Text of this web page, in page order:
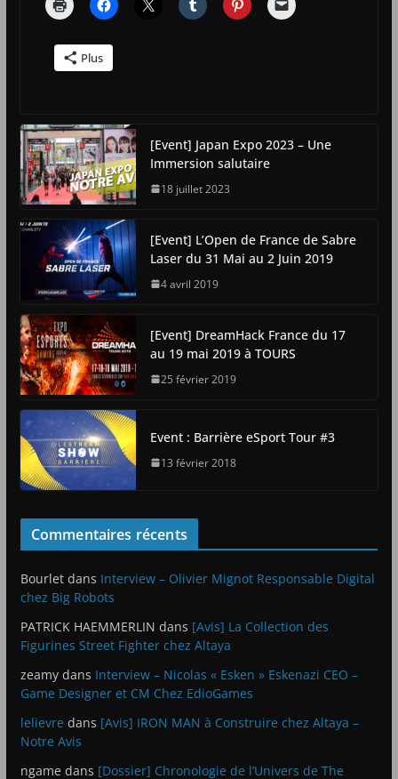
Plus
[Event] Japan Expo 2023 – Une
Immersion salutaire
18 juillet 2023
[Event] L’Open de France de Sabre
Laser du 31 Mai au 2 Juin 2019
4 avril 2019
[Event] DreamHack France du 17
au 19 mai 2019 à TOURS
25 février 2019
Event : Barrière eSport Tour #3
13 février 2018
Commentaires récents
Bourletdans Interview – Olivier Mignot Responsable Digital
chez Big Robots
PATRICK HAEMMERLIN dans [Avis] La Collection des
Figurines Street Fighter chez Altaya
zeamydans Interview – Nicolas « Esken » Eskenazi CEO –
Game Designer et CM Chez EdioGames
lelievre dans [Avis] IRON MAN à Construire chez Altaya –
Notre Avis
ngame dans [Dossier] Chronologie de l’Univers de The